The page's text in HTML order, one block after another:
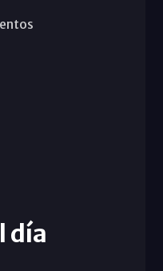
día